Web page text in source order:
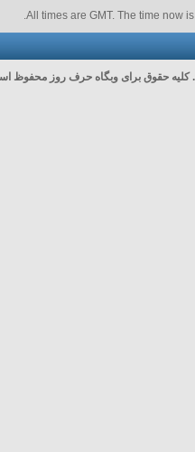
All times are GMT. The time now is
.